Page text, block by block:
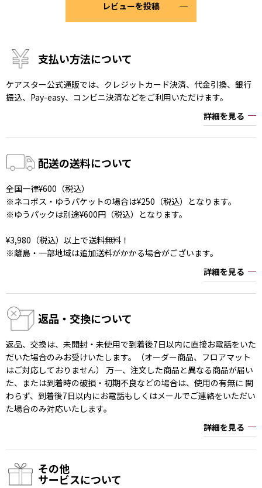
レビューを投稿
支払い方法について
ケアスター公式通販では、クレジットカード決済、代金引換、銀行
振込、Pay-easy、コンビニ決済などをご利用いただけます。
詳細を見る
配送の送料について
全国一律¥600（税込）
※ネコポス・ゆうパケットの場合は¥250（税込）となります。
※ゆうパックは別途¥600円（税込）となります。
¥3,980（税込）以上で送料無料！
※離島・一部地域は追加送料がかかる場合がございます。
詳細を見る
返品・交換について
返品、交換は、未開封・未使用で到着後7日以内に直接お電話をいた
だいた場合のみお受けいたします。（オーダー商品、フロアマット
はご対応しておりません） 万一、注文した商品と異なる商品が届い
た、または到着時の破損・初期不良などの場合は、使用の有無に 関
わらず、到着後7日以内にお電話もしくはメールでご連絡をいただい
た場合のみ対応いたします。
詳細を見る
その他
サービスについて